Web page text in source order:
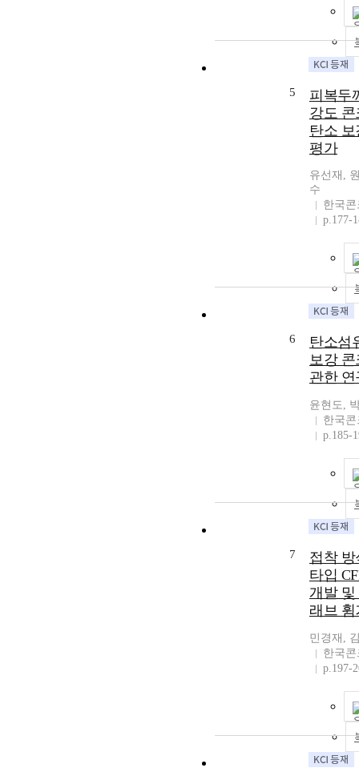
5
피복두
강도
탄소
평가
유선재,
수
한국
p.177-
6
탄소섬
보강
관한 연
윤현도,
한국
p.185-
7
접착
타입
개발 및
래브
민경재,
한국
p.197-